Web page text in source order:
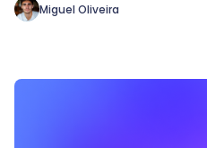
Miguel Oliveira